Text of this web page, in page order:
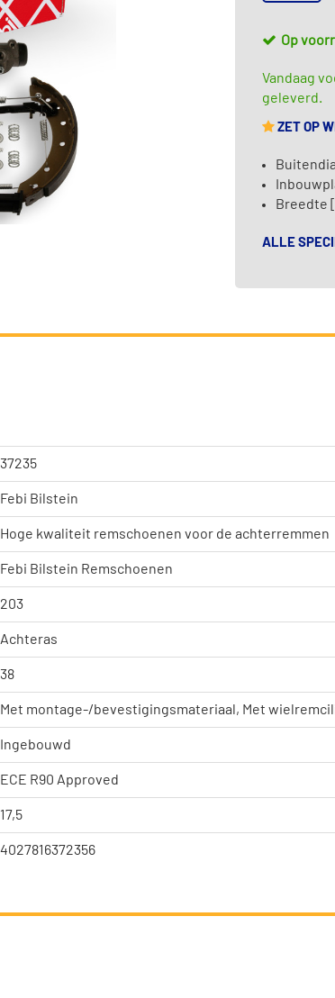
Op
Vandaag
geleverd.
ZET OP
Breedte
ALLE
37235
Febi Bilstein
Hoge kwaliteit remschoenen voor de achterremmen
Febi Bilstein Remschoenen
203
Achteras
38
Met montage-/bevestigingsmateriaal, Met
Ingebouwd
ECE R90 Approved
17,5
4027816372356